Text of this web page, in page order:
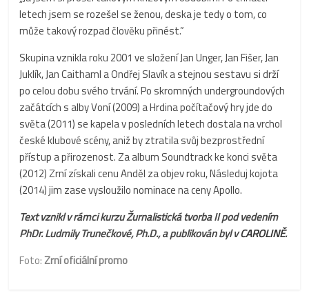
letech jsem se rozešel se ženou, deska je tedy o tom, co
může takový rozpad člověku přinést.”
Skupina vznikla roku 2001 ve složení Jan Unger, Jan Fišer, Jan
Juklík, Jan Caithaml a Ondřej Slavík a stejnou sestavu si drží
po celou dobu svého trvání. Po skromných undergroundových
začátcích s alby Voní (2009) a Hrdina počítačový hry jde do
světa (2011) se kapela v posledních letech dostala na vrchol
české klubové scény, aniž by ztratila svůj bezprostřední
přístup a přirozenost. Za album Soundtrack ke konci světa
(2012) Zrní získali cenu Anděl za objev roku, Následuj kojota
(2014) jim zase vysloužilo nominace na ceny Apollo.
Text vznikl v rámci kurzu Žurnalistická tvorba IIpod vedením
PhDr. Ludmily Trunečkové, Ph.D., a publikován byl vCAROLINĚ.
Foto: Zrní oficiální promo